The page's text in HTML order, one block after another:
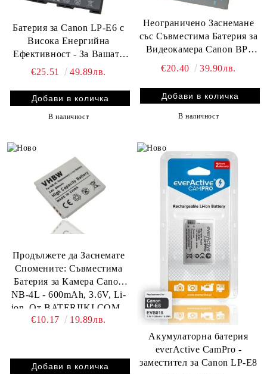
Батерия за Canon LP-E6 с
Висока Енергийна
Ефективност - За Вашата
Камера с Инфо Чип:
Творчески Записи
€25.51 49.89лв.
В наличност
Неограничено Заснемане
със Съвместима Батерия за
Видеокамера Canon BP-
308, BP-208, BP-315 -
850mAh, 7.4V Li-ion. От
BATERIIKI.COM - Вашият
Надежден Партньор
€20.40 39.90лв.
В наличност
Продължете да Заснемате
Спомените: Съвместима
Батерия за Камера Canon
NB-4L - 600mAh, 3.6V, Li-
ion. От BATERIIKI.COM -
Надеждна Енергия за
€10.17 19.89лв.
Акумулаторна батерия
everActive CamPro -
заместител за Canon LP-E8